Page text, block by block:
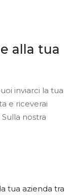
alla tua
inviarci la tua
e riceverai
nostra
tua azienda tra